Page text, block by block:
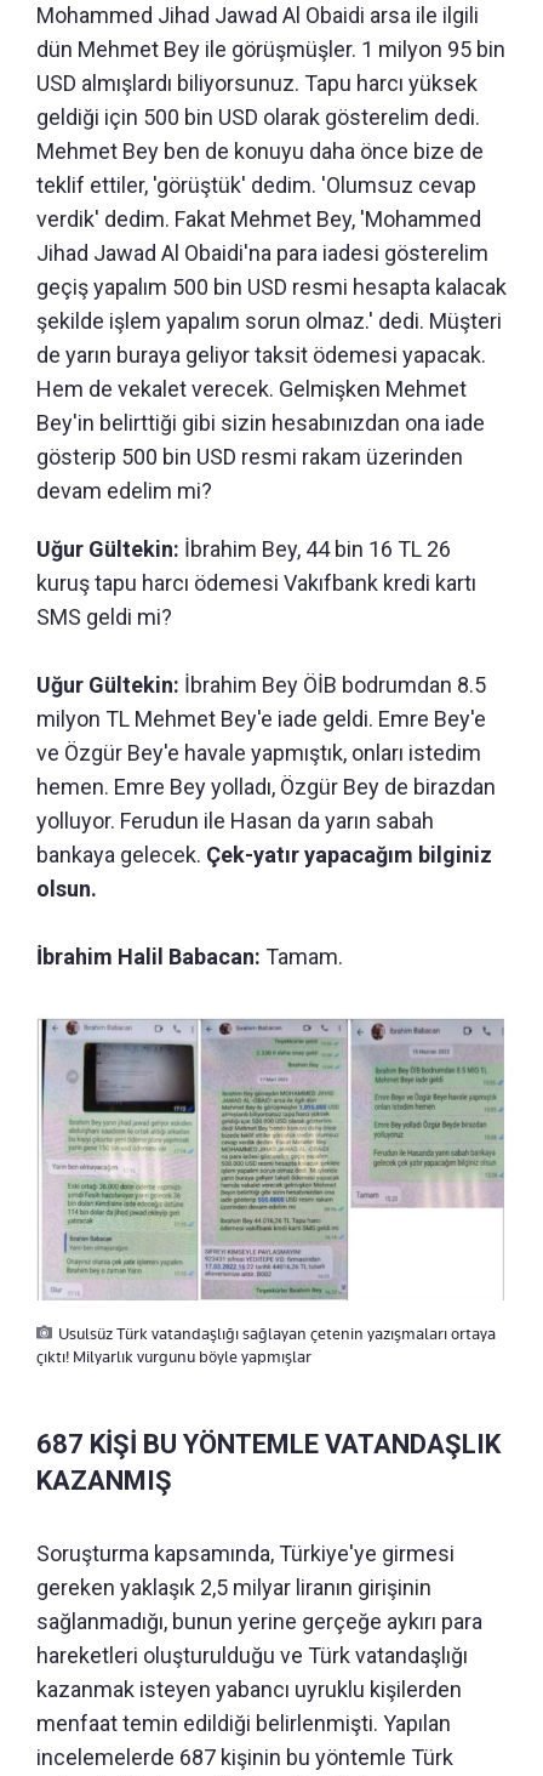
Mohammed Jihad Jawad Al Obaidi arsa ile ilgili
dün Mehmet Bey ile görüşmüşler. 1 milyon 95 bin
USD almışlardı biliyorsunuz. Tapu harcı yüksek
geldiği için 500 bin USD olarak gösterelim dedi.
Mehmet Bey ben de konuyu daha önce bize de
teklif ettiler, 'görüştük' dedim. 'Olumsuz cevap
verdik' dedim. Fakat Mehmet Bey, 'Mohammed
Jihad Jawad Al Obaidi'na para iadesi gösterelim
geçiş yapalım 500 bin USD resmi hesapta kalacak
şekilde işlem yapalım sorun olmaz.' dedi. Müşteri
de yarın buraya geliyor taksit ödemesi yapacak.
Hem de vekalet verecek. Gelmişken Mehmet
Bey'in belirttiği gibi sizin hesabınızdan ona iade
gösterip 500 bin USD resmi rakam üzerinden
devam edelim mi?
Uğur Gültekin: İbrahim Bey, 44 bin 16 TL 26
kuruş tapu harcı ödemesi Vakıfbank kredi kartı
SMS geldi mi?
Uğur Gültekin: İbrahim Bey ÖİB bodrumdan 8.5
milyon TL Mehmet Bey'e iade geldi. Emre Bey'e
ve Özgür Bey'e havale yapmıştık, onları istedim
hemen. Emre Bey yolladı, Özgür Bey de birazdan
yolluyor. Ferudun ile Hasan da yarın sabah
bankaya gelecek. Çek-yatır yapacağım bilginiz
olsun.
İbrahim Halil Babacan: Tamam.
Usulsüz Türk vatandaşlığı sağlayan çetenin yazışmaları ortaya
çıktı! Milyarlık vurgunu böyle yapmışlar
687 KİŞİ BU YÖNTEMLE VATANDAŞLIK
KAZANMIŞ
Soruşturma kapsamında, Türkiye'ye girmesi
gereken yaklaşık 2,5 milyar liranın girişinin
sağlanmadığı, bunun yerine gerçeğe aykırı para
hareketleri oluşturulduğu ve Türk vatandaşlığı
kazanmak isteyen yabancı uyruklu kişilerden
menfaat temin edildiği belirlenmişti. Yapılan
incelemelerde 687 kişinin bu yöntemle Türk